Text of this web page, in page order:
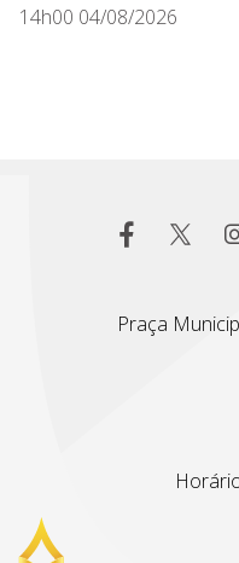
14h00 04/08/2026
Praça